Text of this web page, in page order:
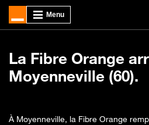
La Fibre Orange
Moyenneville (60).
À Moyenneville, la Fibre Orange